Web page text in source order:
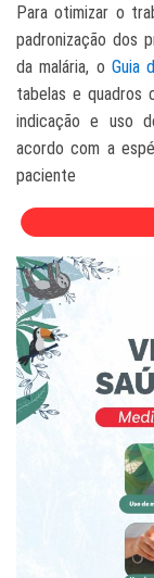
Para otimizar o
padronização dos
da malária, o Guia
tabelas e quadros
indicação e uso
acordo com a
paciente